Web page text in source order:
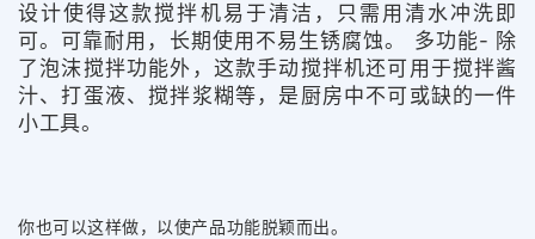
设计使得这款搅拌机易于清洁，只需用清水冲洗即
可。可靠耐用，长期使用不易生锈腐蚀。 多功能- 除
了泡沫搅拌功能外，这款手动搅拌机还可用于搅拌酱
汁、打蛋液、搅拌浆糊等，是厨房中不可或缺的一件
小工具。
你也可以这样做，以使产品功能脱颖而出。